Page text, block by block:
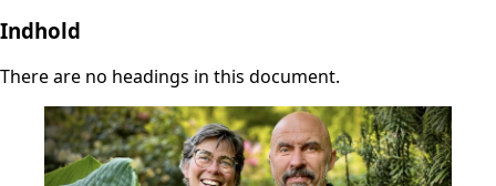
Indhold
There are no headings in this document.